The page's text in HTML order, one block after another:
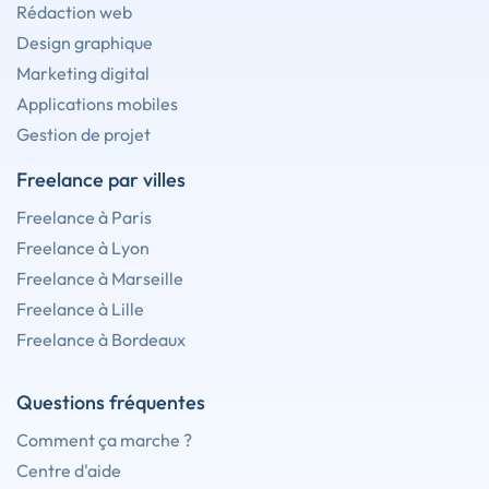
Rédaction web
Design graphique
Marketing digital
Applications mobiles
Gestion de projet
Freelance par villes
Freelance à Paris
Freelance à Lyon
Freelance à Marseille
Freelance à Lille
Freelance à Bordeaux
Questions fréquentes
Comment ça marche ?
Centre d'aide